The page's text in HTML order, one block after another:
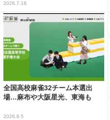
2026.7.16
全国高校麻雀32チーム本選出
場…麻布や大阪星光、東海も
2026.8.5